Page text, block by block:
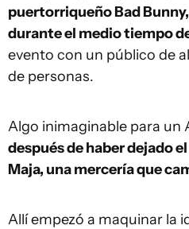
puertorriqueño Bad
durante el medio tiempo
evento con un público de
de personas.
Algo inimaginable para un
después de haber dejado
Maja, una mercería que
Allí empezó a maquinar la